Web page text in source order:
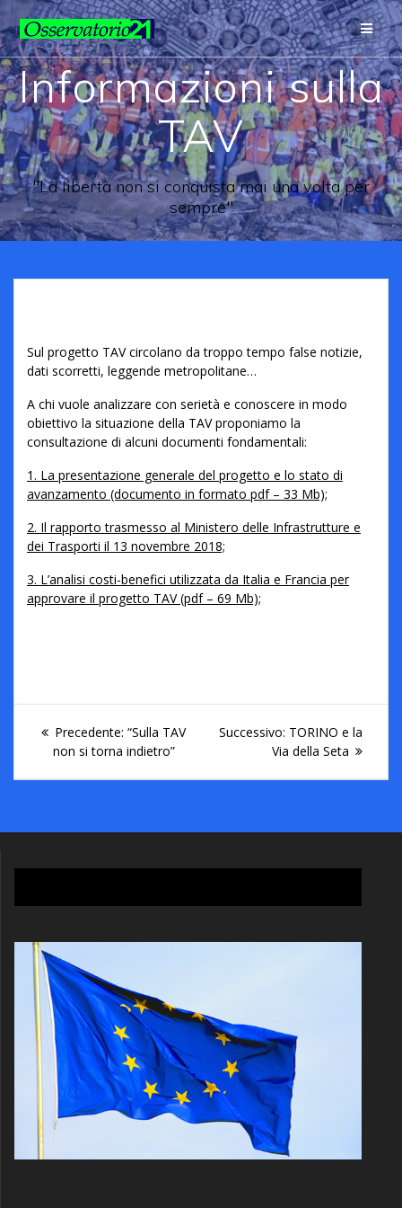
Informazioni sulla
TAV
"La libertà non si conquista mai una volta per
sempre"
Sul progetto TAV circolano da troppo tempo false notizie,
dati scorretti, leggende metropolitane…
A chi vuole analizzare con serietà e conoscere in modo
obiettivo la situazione della TAV proponiamo la
consultazione di alcuni documenti fondamentali:
1. La presentazione generale del progetto e lo stato di
avanzamento (documento in formato pdf – 33 Mb);
2. Il rapporto trasmesso al Ministero delle Infrastrutture e
dei Trasporti il 13 novembre 2018;
3. L’analisi costi-benefici utilizzata da Italia e Francia per
approvare il progetto TAV (pdf – 69 Mb);
Precedente: “Sulla TAV
non si torna indietro”
Successivo: TORINO e la
Via della Seta